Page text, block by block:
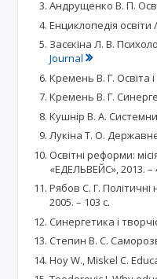
Андрущенко В. П.
Енциклопедія
Засєкіна Л. В.
Journal
Кремень В. Г. Освіта
Кремень В. Г.
Кушнір В. А.
Лукіна Т. О.
Освітні реформи:
«ЕДЕЛЬВЕЙС», 2013. –
Рябов С. Г.
2005. – 103 с.
Синергетика і
Степин В. С.
Hoy W., Miskel C.